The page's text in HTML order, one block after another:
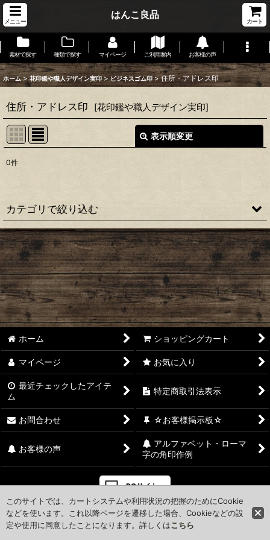
メニュー
はんこ良品
カート
素材で探す 種類で探す マイページ ご利用案内 お客様の声
ホーム > 花印鑑や職人デザイン実印 > ビジネスゴム印 > 住所・アドレス印
住所・アドレス印 [花印鑑や職人デザイン実印]
表示順変更
絞り込む
0件
カテゴリで絞り込む
ビジネスゴム印 (全商品)
ゴム角印・丸印
住所・アドレス印
回転日付印
オーダースタンプ
ホーム ショッピングカート
マイページ お気に入り
最近チェックしたアイテ
ム
特定商取引法表示
お問合わせ ☆お客様掲示板☆
お客様の声
アルファベット・ローマ
字の角印作例
PCサイト
Powered byおちゃのこネット ネットショップ作成サービス
このサイトでは、カートシステムや利用状況の把握のためにCookie
などを使います。これ以降ページを遷移した場合、Cookieなどの設
定や使用に同意したことになります。詳しくはこちら